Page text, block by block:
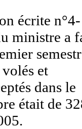
écrite n°4-
ministre a
et
dans le
était de